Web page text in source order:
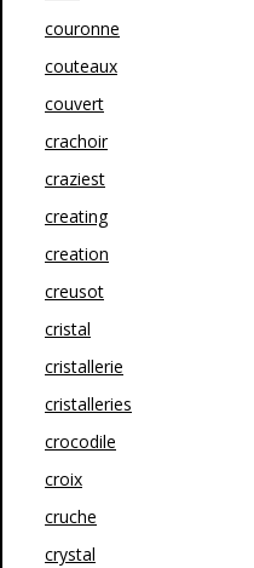
couronne
couteaux
couvert
crachoir
craziest
creating
creation
creusot
cristal
cristallerie
cristalleries
crocodile
croix
cruche
crystal